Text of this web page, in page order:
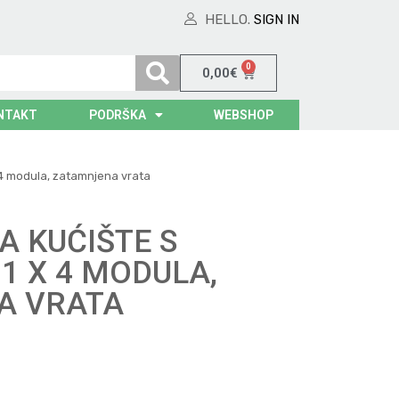
HELLO. SIGN IN
0,00€ 0
PODRŠKA WEBSHOP
modula, zatamnjena vrata
KUĆIŠTE S
X 4 MODULA,
VRATA